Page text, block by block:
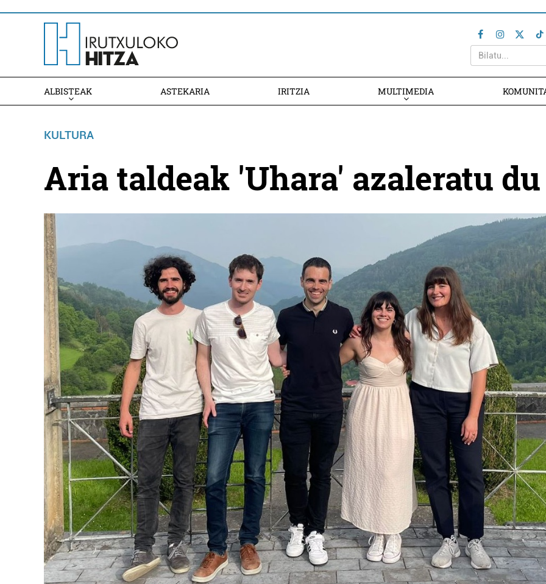
ALBISTEAK ASTEKARIA IRITZIA MULTIMEDIA
KULTURA
Aria taldeak 'Uhara' azaleratu du